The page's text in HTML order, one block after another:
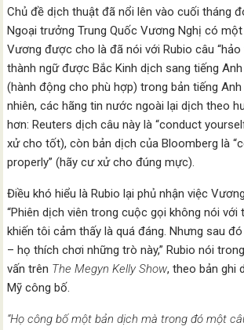
Chủ đề dịch thuật đã nổi lên vào cuối tháng
Ngoại trưởng Trung Quốc Vương Nghị có
Vương được cho là đã nói với Rubio câu
thành ngữ được Bắc Kinh dịch sang tiếng Anh
(hành động cho phù hợp) trong bản tiếng
nhiên, các hãng tin nước ngoài lại dịch theo
hơn: Reuters dịch câu này là “conduct
xử cho tốt), còn bản dịch của Bloomberg là
properly” (hãy cư xử cho đúng mực).
Điều khó hiểu là Rubio lại phủ nhận việc
“Phiên dịch viên trong cuộc gọi không nói với
khiến tôi cảm thấy là quá đáng. Nhưng sau
– họ thích chơi những trò này,” Rubio nói
vấn trên The Megyn Kelly Show, theo bản ghi
Mỹ công bố.
“Họ công bố một bản dịch mà trong đó một